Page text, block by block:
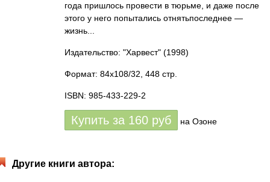
года пришлось провести в тюрьме, и даже после
этого у него попытались отнятьпоследнее —
жизнь...
Издательство: "Харвест" (1998)
Формат: 84x108/32, 448 стр.
ISBN: 985-433-229-2
Купить за 160 руб на Озоне
Другие книги автора: